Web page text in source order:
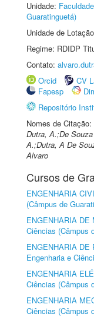
Unidade:
Guaratinguetá)
Unidade de
Regime: RDIDP
Contato:
Orcid
CV
Fapesp
Repositório
Nomes de Citação:
Dutra, A.;De
A.;Dutra, A De
Alvaro
Cursos de
ENGENHARIA
(Câmpus de
ENGENHARIA DE
Ciências (Câmpus
ENGENHARIA DE
Engenharia e
ENGENHARIA
Ciências (Câmpus
ENGENHARIA
Ciências (Câmpus